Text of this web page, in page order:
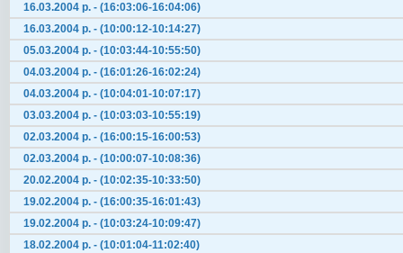
16.03.2004 р. - (16:03:06-16:04:06)
16.03.2004 р. - (10:00:12-10:14:27)
05.03.2004 р. - (10:03:44-10:55:50)
04.03.2004 р. - (16:01:26-16:02:24)
04.03.2004 р. - (10:04:01-10:07:17)
03.03.2004 р. - (10:03:03-10:55:19)
02.03.2004 р. - (16:00:15-16:00:53)
02.03.2004 р. - (10:00:07-10:08:36)
20.02.2004 р. - (10:02:35-10:33:50)
19.02.2004 р. - (16:00:35-16:01:43)
19.02.2004 р. - (10:03:24-10:09:47)
18.02.2004 р. - (10:01:04-11:02:40)